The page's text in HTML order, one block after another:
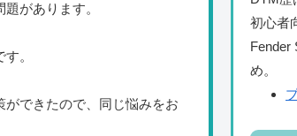
があります。
。
ができたので、同じ悩みをお
初心者
Fender
め。